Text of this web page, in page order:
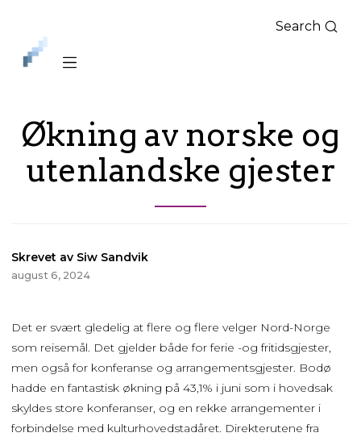
iLag
Nord
Norge
Search
Økning av norske og
utenlandske gjester
Skrevet av Siw Sandvik
august 6, 2024
Det er svært gledelig at flere og flere velger Nord-Norge
som reisemål. Det gjelder både for ferie -og fritidsgjester,
men også for konferanse og arrangementsgjester. Bodø
hadde en fantastisk økning på 43,1% i juni som i hovedsak
skyldes store konferanser, og en rekke arrangementer i
forbindelse med kulturhovedstadåret. Direkterutene fra